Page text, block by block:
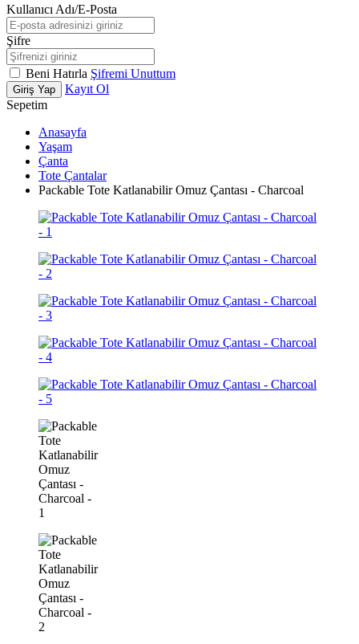
Kullanıcı Adı/E-Posta
Şifre
Beni Hatırla Şifremi Unuttum
Giriş Yap
Kayıt Ol
Sepetim
Anasayfa
Yaşam
Çanta
Tote Çantalar
Packable Tote Katlanabilir Omuz Çantası - Charcoal